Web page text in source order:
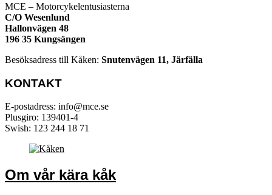
MCE – Motorcykelentusiasterna
C/O Wesenlund
Hallonvägen 48
196 35 Kungsängen
Besöksadress till Kåken: Snutenvägen 11, Järfälla
KONTAKT
E-postadress: info@mce.se
Plusgiro: 139401-4
Swish: 123 244 18 71
Om vår kära kåk